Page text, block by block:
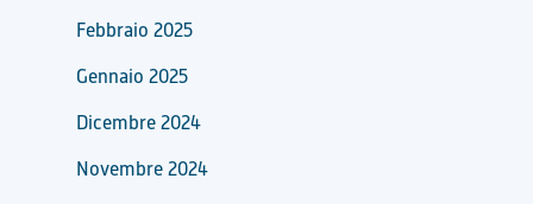
Febbraio 2025
Gennaio 2025
Dicembre 2024
Novembre 2024